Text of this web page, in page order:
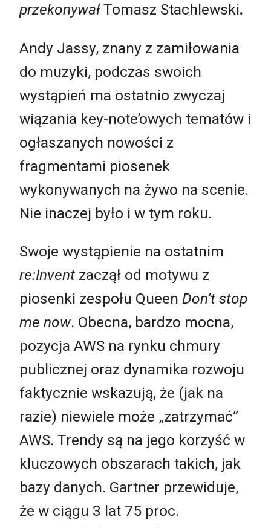
przekonywałTomasz Stachlewski.
Andy Jassy, znany z zamiłowania
do muzyki, podczas swoich
wystąpień ma ostatnio zwyczaj
wiązania key-note’owych tematów i
ogłaszanych nowości z
fragmentami piosenek
wykonywanych na żywo na scenie.
Nie inaczej było i w tym roku.
Swoje wystąpienie na ostatnim
re:Invent zaczął od motywu z
piosenki zespołu Queen Don’t stop
me now. Obecna, bardzo mocna,
pozycja AWS na rynku chmury
publicznej oraz dynamika rozwoju
faktycznie wskazują, że (jak na
razie) niewiele może „zatrzymać”
AWS. Trendy są na jego korzyść w
kluczowych obszarach takich, jak
bazy danych. Gartner przewiduje,
że w ciągu 3 lat 75 proc.